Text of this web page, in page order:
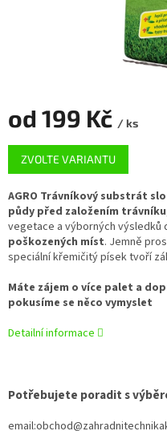
od 199 Kč / ks
Měrná
cena:
ZVOLTE VARIANTU
AGRO Trávníkový substrát
půdy před založením trávníku
vegetace a výborných výsledků
poškozených míst. Jemně
speciální křemičitý písek tvoří
Máte zájem o více palet a
pokusíme se něco vymyslet
Detailní informace
Potřebujete poradit s